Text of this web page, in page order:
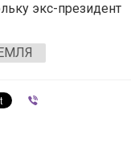
экс-президент